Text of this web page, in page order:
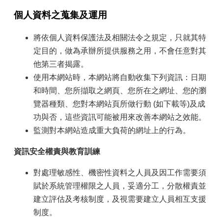
個人資料之蒐集及運用
將依個人資料保護法及相關法令之規定，只就其特
定目的，做為承辦所提供服務之用，不會任意對其
他第三者揭露。
使用本網站時，本網站將自動收集下列資訊：日期
和時間、您所擷取之網頁、您所在之網址、您的瀏
覽器種類、您對本網站頁所做行動 (如下載等)及成
功與否，這些資訊可能被用來改善本網站之效能。
監測對本網站造成重大負荷的網址上的行為。
資訊安全權責與教育訓練
對處理敏感性、機密性資料之人員及因工作需要須
賦於系統管理權限之人員，妥適分工，分散權責並
建立評估及考核制度，及視需要建立人員相互支援
制度。